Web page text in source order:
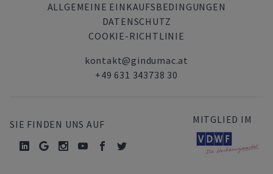
ALLGEMEINE EINKAUFSBEDINGUNGEN
DATENSCHUTZ
COOKIE-RICHTLINIE
kontakt@gindumac.at
+49 631 343738 30
SIE FINDEN UNS AUF MITGLIED IM